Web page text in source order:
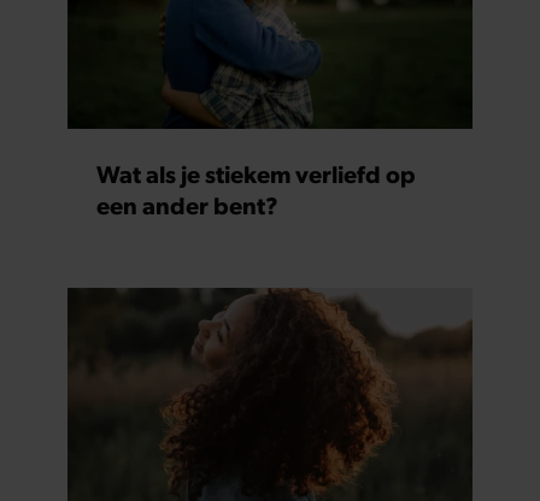
informatie over uw gebruik van onze site met onze
partners voor social media, adverteren en analyse. Deze
partners kunnen deze gegevens combineren met andere
informatie die u aan ze heeft verstrekt of die ze hebben
verzameld op basis van uw gebruik van hun services. U
gebruiken.Wat als je stiekem verliefd op
een ander bent?